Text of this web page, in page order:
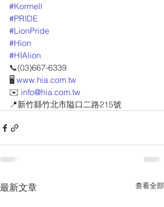
#Korrnell
#PRIDE
#LionPride
#Hion
#HIAlion
📞(03)667-6339
🖥 www.hia.com.tw
✉️ info@hia.com.tw
📍新竹縣竹北市隘口二路215號
最新文章 查看全部